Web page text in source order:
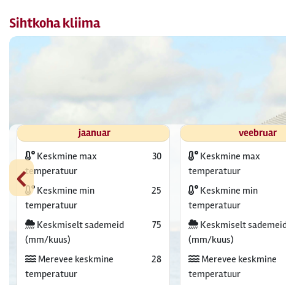
Sihtkoha kliima
‹
jaanuar
Keskmine max
temperatuur
30
Keskmine min
temperatuur
25
Keskmiselt sademeid
(mm/kuus)
75
Merevee keskmine
temperatuur
28
veebruar
Keskmine max
temperatuur
Keskmine min
temperatuur
Keskmiselt
(mm/kuus)
Merevee keskmine
temperatuur